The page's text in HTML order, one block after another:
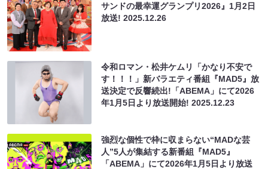
サンドの最幸運グランプリ2026』1月2日
放送!2025.12.26
令和ロマン・松井ケムリ「かなり不安で
す！！！」新バラエティ番組『MAD5』放
送決定で反響続出!「ABEMA」にて2026
年1月5日より放送開始!2025.12.23
強烈な個性で枠に収まらない“MADな芸
人”5人が集結する新番組『MAD5』
「ABEMA」にて2026年1月5日より放送